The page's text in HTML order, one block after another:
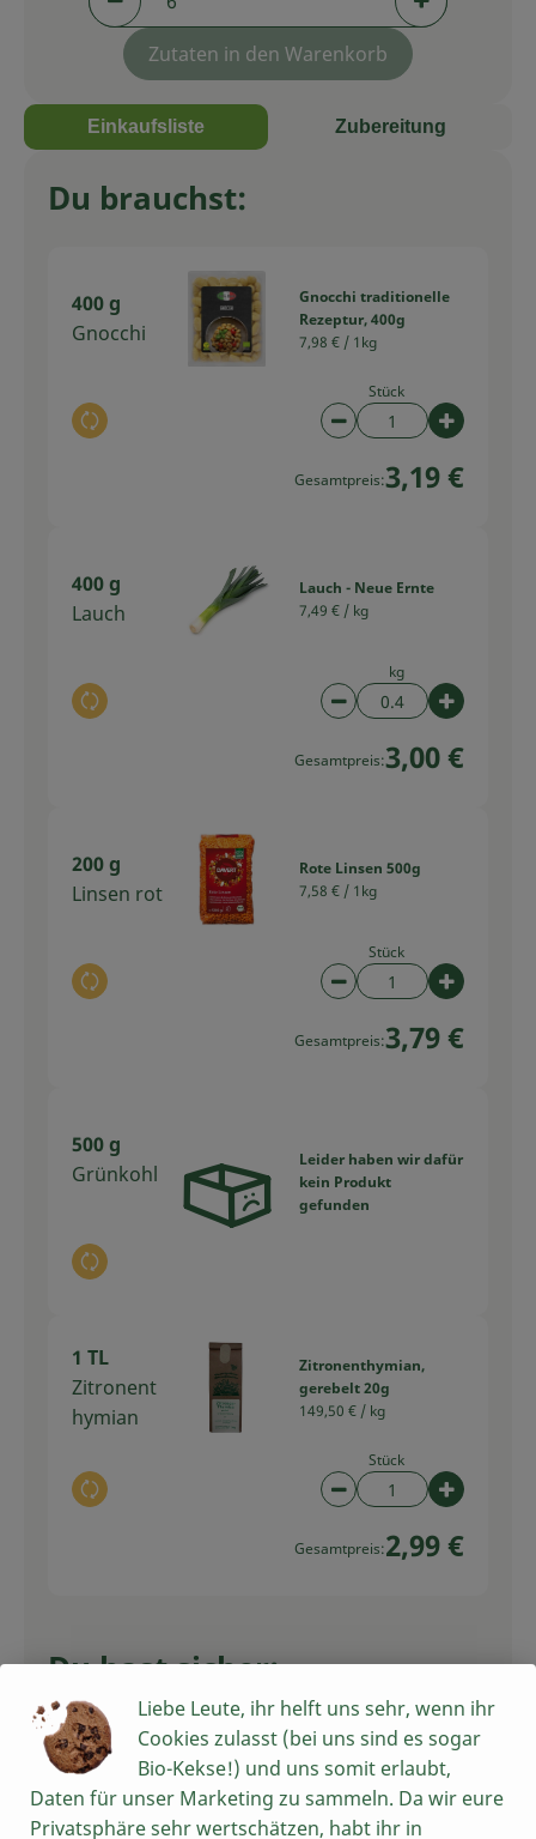
Portionen verringern (aktuell 6 Portionen
Portionen
Zutaten in den Warenkorb
Einkaufsliste Zubereitung
Du brauchst:
400 g
Gnocchi
Auswahl ändern
Gnocchi traditionelle
Rezeptur, 400g
7,98 € / 1kg
Stück
Artikelanzahl
Gesamtpreis:3,19 €
400 g
Lauch
Auswahl ändern
Lauch - Neue Ernte
7,49 € / kg
kg
Artikelanzahl
Gesamtpreis:3,00 €
200 g
Linsen rot
Auswahl ändern
Rote Linsen 500g
7,58 € / 1kg
Stück
Artikelanzahl
Gesamtpreis:3,79 €
500 g
Grünkohl
Auswahl ändern
Leider haben wir dafür
kein Produkt
gefunden
1 TL
Zitronent
hymian
Auswahl ändern
Zitronenthymian,
gerebelt 20g
149,50 € / kg
Stück
Artikelanzahl
Gesamtpreis:2,99 €
Du hast sicher:
1 Stk
Zwiebel
(groß)
Zwiebeln gelb
4,49 € /kg
Liebe Leute, ihr helft uns sehr, wenn ihr
Cookies zulasst (bei uns sind es sogar
Bio-Kekse!) und uns somit erlaubt,
Daten für unser Marketing zu sammeln. Da wir eure
Privatsphäre sehr wertschätzen, habt ihr in